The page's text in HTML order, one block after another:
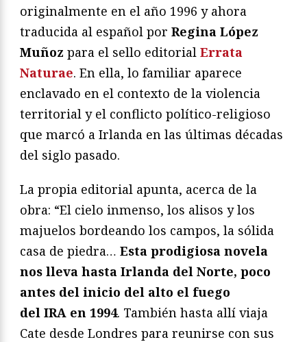
originalmente en el año 1996 y ahora
traducida al español por Regina López
Muñoz para el sello editorial Errata
Naturae. En ella, lo familiar aparece
enclavado en el contexto de la violencia
territorial y el conflicto político-religioso
que marcó a Irlanda en las últimas décadas
del siglo pasado.
La propia editorial apunta, acerca de la
obra: “El cielo inmenso, los alisos y los
majuelos bordeando los campos, la sólida
casa de piedra… Esta prodigiosa novela
nos lleva hasta Irlanda del Norte, poco
antes del inicio del alto el fuego
del IRA en 1994. También hasta allí viaja
Cate desde Londres para reunirse con sus